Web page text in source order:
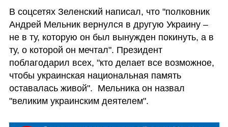
В соцсетях Зеленский написал, что "полковник
Андрей Мельник вернулся в другую Украину –
не в ту, которую он был вынужден покинуть, а в
ту, о которой он мечтал". Президент
поблагодарил всех, "кто делает все возможное,
чтобы украинская национальная память
оставалась живой".  Мельника он назвал
"великим украинским деятелем".